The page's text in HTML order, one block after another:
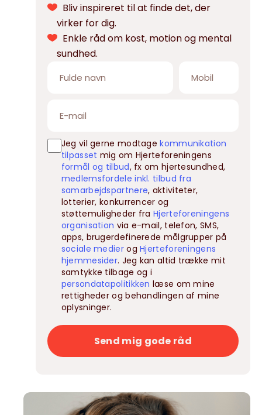
Bliv inspireret til at finde det, der
virker for dig.
Enkle råd om kost, motion og mental
sundhed.
Jeg vil gerne modtagekommunikation
tilpasset mig om Hjerteforeningens
formål og tilbud, fx om hjertesundhed,
medlemsfordele inkl. tilbud fra
samarbejdspartnere, aktiviteter,
lotterier, konkurrencer og
støttemuligheder fraHjerteforeningens
organisation via e-mail, telefon, SMS,
apps, brugerdefinerede målgrupper på
sociale medierogHjerteforeningens
hjemmesider. Jeg kan altid trække mit
samtykke tilbage og i
persondatapolitikken læse om mine
rettigheder og behandlingen af mine
oplysninger.
Send mig gode råd